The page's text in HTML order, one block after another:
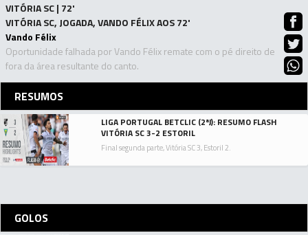
VITÓRIA SC | 72'
VITÓRIA SC, JOGADA, VANDO FÉLIX AOS 72'
Vando Félix
Oportunidade falhada por Vando Félix remate com o pé direito de
fora da área resultante do canto.
RESUMOS
LIGA PORTUGAL BETCLIC (2ªJ): RESUMO FLASH
VITÓRIA SC 3-2 ESTORIL
Final segunda parte, Vitória SC 3, Estoril 2.
GOLOS